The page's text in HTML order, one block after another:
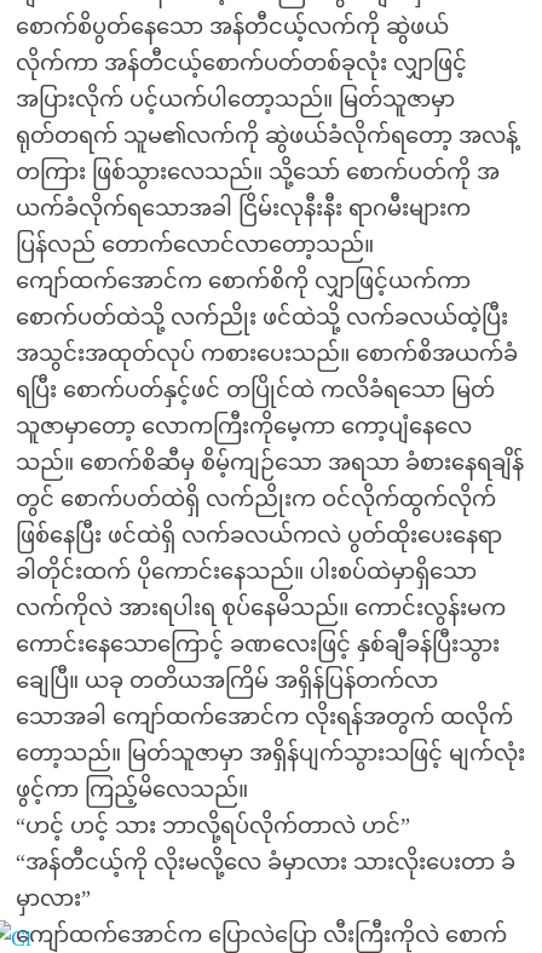
စောက်စိပွတ်နေသော အန်တီငယ့်လက်ကို ဆွဲဖယ်
လိုက်ကာ အန်တီငယ့်စောက်ပတ်တစ်ခုလုံး လျှာဖြင့်
အပြားလိုက် ပင့်ယက်ပါတော့သည်။ မြတ်သူဇာမှာ
ရုတ်တရက် သူမ၏လက်ကို ဆွဲဖယ်ခံလိုက်ရတော့ အလန့်
တကြား ဖြစ်သွားလေသည်။ သို့သော် စောက်ပတ်ကို အ
ယက်ခံလိုက်ရသောအခါ ငြိမ်းလုနီးနီး ရာဂမီးများက
ပြန်လည် တောက်လောင်လာတော့သည်။
ကျော်ထက်အောင်က စောက်စိကို လျှာဖြင့်ယက်ကာ
စောက်ပတ်ထဲသို့ လက်ညိုး ဖင်ထဲသို့ လက်ခလယ်ထဲ့ပြီး
အသွင်းအထုတ်လုပ် ကစားပေးသည်။ စောက်စိအယက်ခံ
ရပြီး စောက်ပတ်နှင့်ဖင် တပြိုင်ထဲ ကလိခံရသော မြတ်
သူဇာမှာတော့ လောကကြီးကိုမေ့ကာ ကော့ပျံနေလေ
သည်။ စောက်စိဆီမှ စိမ့်ကျဉ်သော အရသာ ခံစားနေရချိန်
တွင် စောက်ပတ်ထဲရှိ လက်ညိုးက ဝင်လိုက်ထွက်လိုက်
ဖြစ်နေပြီး ဖင်ထဲရှိ လက်ခလယ်ကလဲ ပွတ်ထိုးပေးနေရာ
ခါတိုင်းထက် ပိုကောင်းနေသည်။ ပါးစပ်ထဲမှာရှိသော
လက်ကိုလဲ အားရပါးရ စုပ်နေမိသည်။ ကောင်းလွန်းမက
ကောင်းနေသောကြောင့် ခဏလေးဖြင့် နှစ်ချီခန်ပြီးသွား
ချေပြီ။ ယခု တတိယအကြိမ် အရှိန်ပြန်တက်လာ
သောအခါ ကျော်ထက်အောင်က လိုးရန်အတွက် ထလိုက်
တော့သည်။ မြတ်သူဇာမှာ အရှိန်ပျက်သွားသဖြင့် မျက်လုံး
ဖွင့်ကာ ကြည့်မိလေသည်။
“ဟင့် ဟင့် သား ဘာလို့ရပ်လိုက်တာလဲ ဟင်”
“အန်တီငယ့်ကို လိုးမလို့လေ ခံမှာလား သားလိုးပေးတာ ခံ
မှာလား”
ကျော်ထက်အောင်က ပြောလဲပြော လီးကြီးကိုလဲ စောက်